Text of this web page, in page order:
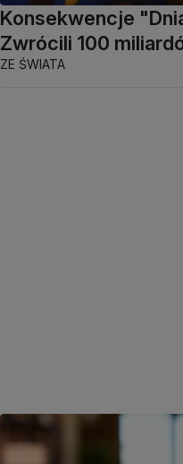
Konsekwencje
Zwrócili 100
ZE ŚWIATA